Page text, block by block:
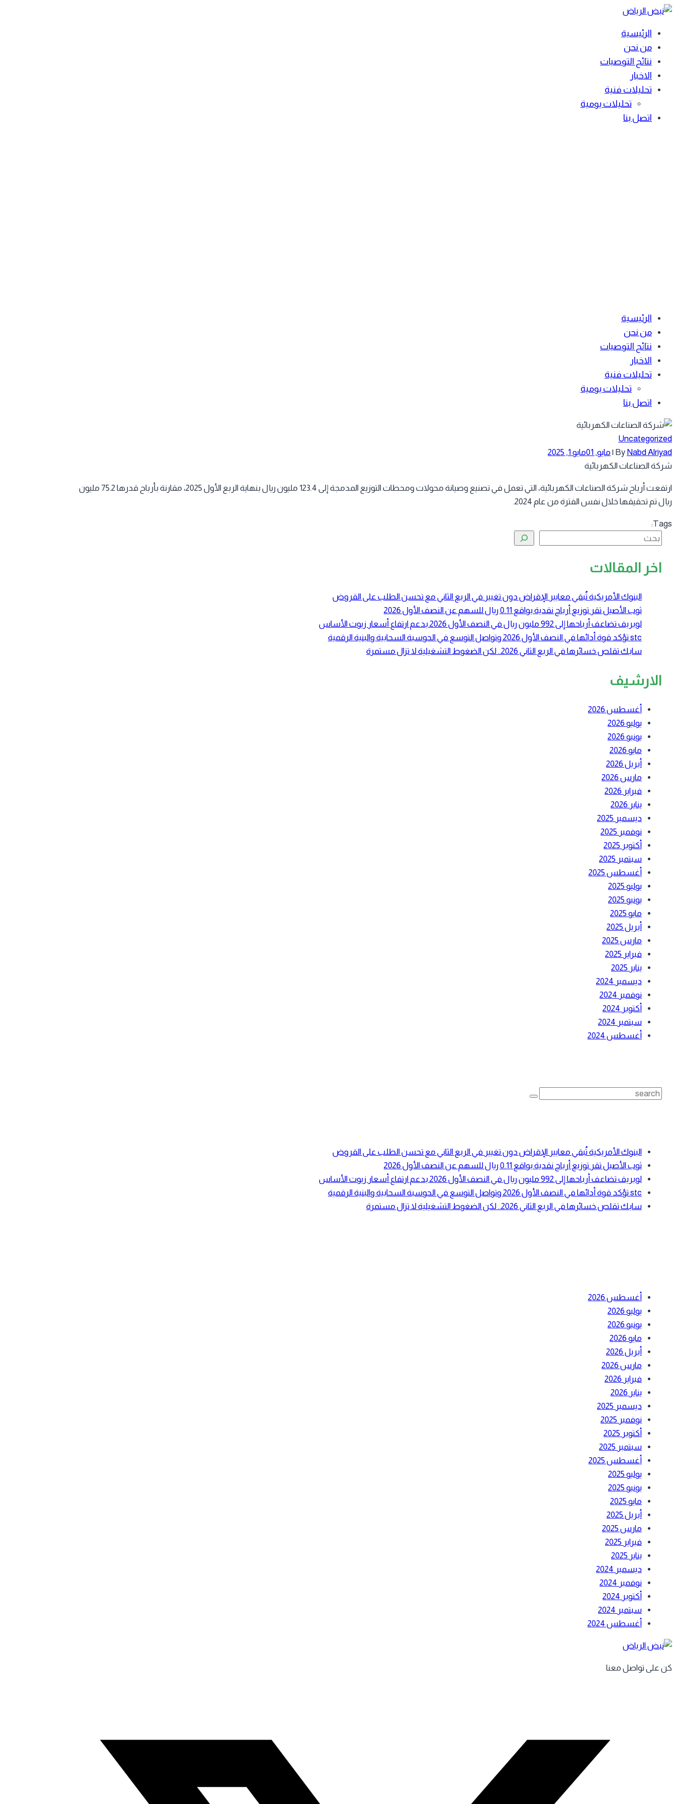
Skip
contentالرئيسية
من نحن
نتائج التوصيات
الاخبار
تحليلات فنية
تحليلات يومية
اتصل بنا
الرئيسية
من نحن
نتائج التوصيات
الاخبار
تحليلات فنية
تحليلات يومية
اتصل بنا
Uncategorized
By Nabd Alriyad
| مايو, 01
مايو 1, 2025
شركة الصناعات الكهربائية
ارتفعت أرباح شركة الصناعات الكهربائية، التي تعمل في تصنيع وصيانة محولات ومحطات التوزيع المدمجة إلى 123.4 مليون ريال بنهاية الربع الأول 2025، مقارنة بأرباح قدرها 75.2 مليون
ريال تم تحقيقها خلال نفس الفترة من عام 2024.
Tags:
البحث
اخر المقالات
البنوك الأمريكية تُبقي معايير الإقراض دون تغيير في الربع الثاني مع تحسن الطلب على القروض
ثوب الأصيل تقر توزيع أرباح نقدية بواقع 0.11 ريال للسهم عن النصف الأول 2026
لوبريف تضاعف أرباحها إلى 992 مليون ريال في النصف الأول 2026 بدعم ارتفاع أسعار زيوت الأساس
stc تؤكد قوة أدائها في النصف الأول 2026 وتواصل التوسع في الحوسبة السحابية والبنية الرقمية
سابك تقلص خسائرها في الربع الثاني 2026.. لكن الضغوط التشغيلية لا تزال مستمرة
الارشيف
أغسطس 2026
يوليو 2026
يونيو 2026
مايو 2026
أبريل 2026
مارس 2026
فبراير 2026
يناير 2026
ديسمبر 2025
نوفمبر 2025
أكتوبر 2025
سبتمبر 2025
أغسطس 2025
يوليو 2025
يونيو 2025
مايو 2025
أبريل 2025
مارس 2025
فبراير 2025
يناير 2025
ديسمبر 2024
نوفمبر 2024
أكتوبر 2024
سبتمبر 2024
أغسطس 2024
Search
البنوك الأمريكية تُبقي معايير الإقراض دون تغيير في الربع الثاني مع تحسن الطلب على القروض
ثوب الأصيل تقر توزيع أرباح نقدية بواقع 0.11 ريال للسهم عن النصف الأول 2026
لوبريف تضاعف أرباحها إلى 992 مليون ريال في النصف الأول 2026 بدعم ارتفاع أسعار زيوت الأساس
stc تؤكد قوة أدائها في النصف الأول 2026 وتواصل التوسع في الحوسبة السحابية والبنية الرقمية
سابك تقلص خسائرها في الربع الثاني 2026.. لكن الضغوط التشغيلية لا تزال مستمرة
أغسطس 2026
يوليو 2026
يونيو 2026
مايو 2026
أبريل 2026
مارس 2026
فبراير 2026
يناير 2026
ديسمبر 2025
نوفمبر 2025
أكتوبر 2025
سبتمبر 2025
أغسطس 2025
يوليو 2025
يونيو 2025
مايو 2025
أبريل 2025
مارس 2025
فبراير 2025
يناير 2025
ديسمبر 2024
نوفمبر 2024
أكتوبر 2024
سبتمبر 2024
أغسطس 2024
كن على تواصل معنا